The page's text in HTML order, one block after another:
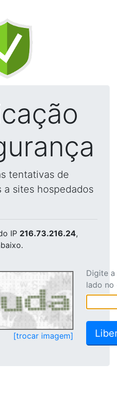
tentativas de
a sites hospedados
IP 216.73.216.24,
[trocar imagem]
Digite
lado no